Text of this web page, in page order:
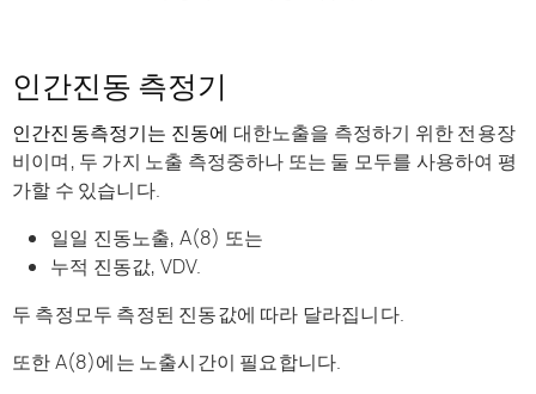
인간진동 측정기
인간진동측정기는 진동에 대한노출을 측정하기 위한 전용장
비이며, 두 가지 노출 측정중하나 또는 둘 모두를 사용하여 평
가할 수 있습니다.
일일 진동노출, A(8) 또는
누적 진동값, VDV.
두 측정모두 측정된 진동값에 따라 달라집니다.
또한 A(8)에는 노출시간이 필요합니다.